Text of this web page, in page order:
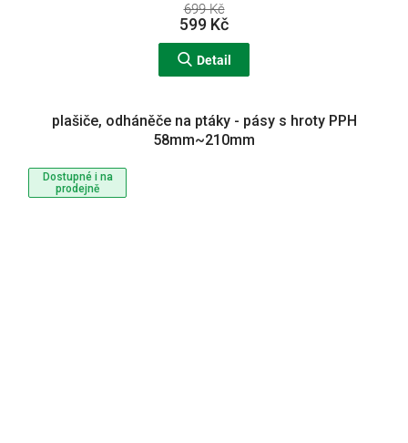
699 Kč
599 Kč
Detail
Dostupné i na
prodejně
plašiče, odháněče na ptáky - pásy s hroty PPH
58mm~210mm